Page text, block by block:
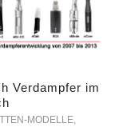
Verdampfer im
MODELLE,